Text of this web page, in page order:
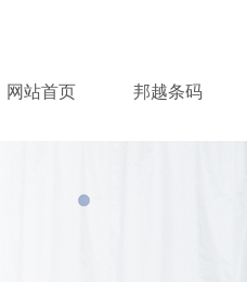
网站首页 邦越条码